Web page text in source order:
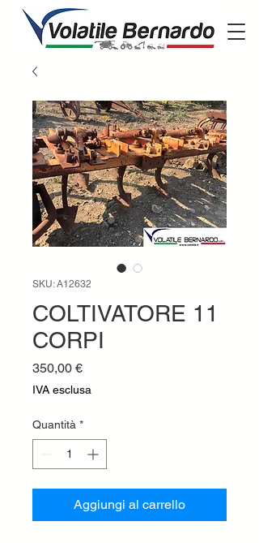
SKU: A12632
COLTIVATORE 11
CORPI
350,00 €Prezzo
IVA esclusa
Quantità *
Aggiungi al carrello